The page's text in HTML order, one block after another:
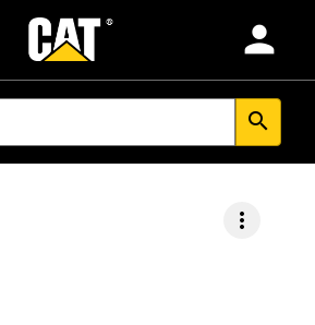
person
search
more_vert